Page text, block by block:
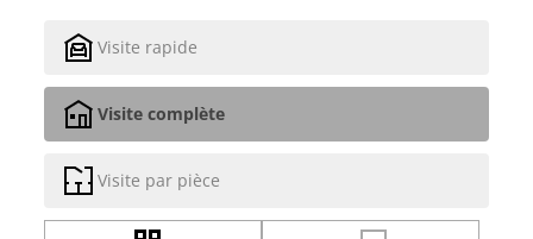
Visite rapide
Visite complète
Visite par pièce